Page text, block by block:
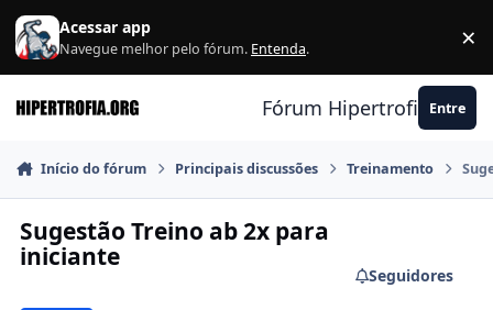
Ir para conteúdo
Acessar app
Navegue melhor pelo fórum. Entenda. ×
Fórum Hipertrofia.org
Entre
Início do fórum Principais discussões Treinamento
Sugestão Treino ab 2x para
iniciante
Seguidores